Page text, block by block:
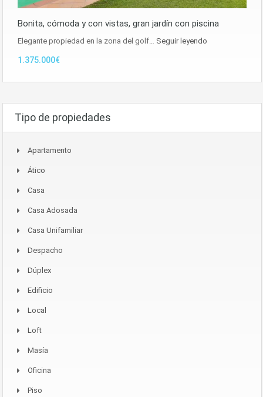
Bonita, cómoda y con vistas, gran jardín con piscina
Elegante propiedad en la zona del golf… Seguir leyendo
1.375.000€
Tipo de propiedades
Apartamento
Ático
Casa
Casa Adosada
Casa Unifamiliar
Despacho
Dúplex
Edificio
Local
Loft
Masía
Oficina
Piso